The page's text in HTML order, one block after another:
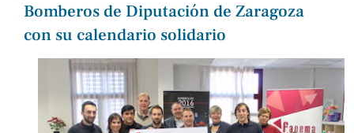
Bomberos de Diputación de Zaragoza
con su calendario solidario